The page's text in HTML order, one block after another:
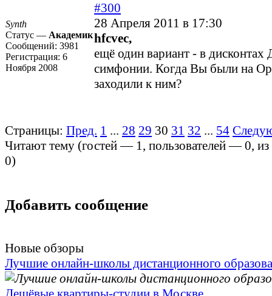
Synth
Статус — Академик
Сообщений: 3981
Регистрация: 6
Ноября 2008
#300
28 Апреля 2011 в 17:30
hfcvec,
ещё один вариант - в
симфонии. Когда Вы были на
заходили к ним?
Страницы: Пред. 1 ... 28 29 30 31 32 ... 54
Читают тему (гостей — 1, пользователей —0,
0)
Добавить сообщение
Новые обзоры
Лучшие онлайн-школы дистанционного